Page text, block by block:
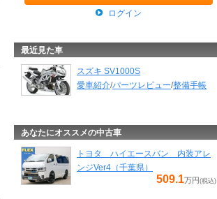
ログイン
最近見た車
スズキ SV1000S
愛車紹介/パーツレビュー/整備手帳
あなたにオススメの中古車
トヨタ ハイエースバン 内装アレ
ンジVer4（千葉県）
509.1万円 (税込)